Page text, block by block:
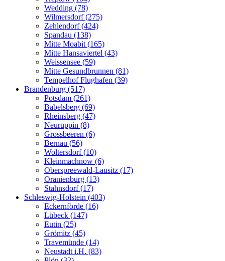
Wedding (78)
Wilmersdorf (275)
Zehlendorf (424)
Spandau (138)
Mitte Moabit (165)
Mitte Hansaviertel (43)
Weissensee (59)
Mitte Gesundbrunnen (81)
Tempelhof Flughafen (39)
Brandenburg (517)
Potsdam (261)
Babelsberg (69)
Rheinsberg (47)
Neuruppin (8)
Grossbeeren (6)
Bernau (56)
Woltersdorf (10)
Kleinmachnow (6)
Oberspreewald-Lausitz (17)
Oranienburg (13)
Stahnsdorf (17)
Schleswig-Holstein (403)
Eckernförde (16)
Lübeck (147)
Eutin (25)
Grömitz (45)
Travemünde (14)
Neustadt i.H. (83)